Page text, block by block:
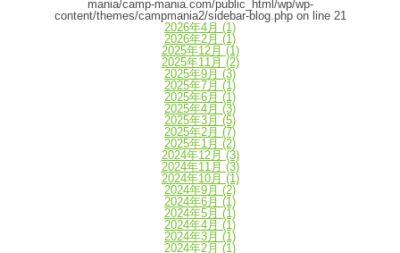
mania/camp-mania.com/public_html/wp/wp-
content/themes/campmania2/sidebar-blog.phpon line 21
2026年4月 (1)
2026年2月 (1)
2025年12月 (1)
2025年11月 (2)
2025年9月 (3)
2025年7月 (1)
2025年6月 (1)
2025年4月 (3)
2025年3月 (5)
2025年2月 (7)
2025年1月 (2)
2024年12月 (3)
2024年11月 (3)
2024年10月 (1)
2024年9月 (2)
2024年6月 (1)
2024年5月 (1)
2024年4月 (1)
2024年3月 (1)
2024年2月 (1)